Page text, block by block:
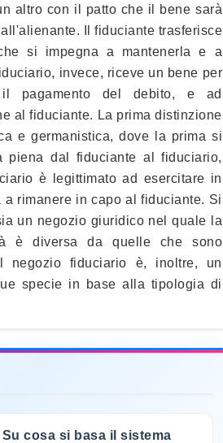
altro con il patto che il bene sarà
Il fiduciante trasferisce
si impegna a mantenerla e a
invece, riceve un bene per
pagamento del debito, e ad
al fiduciante. La prima distinzione
e germanistica, dove la prima si
piena dal fiduciante al fiduciario,
è legittimato ad esercitare in
rimanere in capo al fiduciante. Si
un negozio giuridico nel quale la
è diversa da quelle che sono
negozio fiduciario è, inoltre, un
specie in base alla tipologia di
Su cosa si basa il sistema